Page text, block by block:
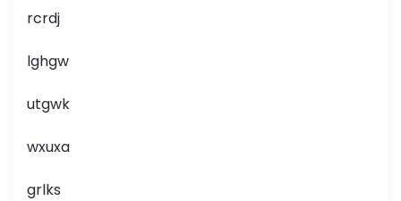
rcrdj
lghgw
utgwk
wxuxa
grlks